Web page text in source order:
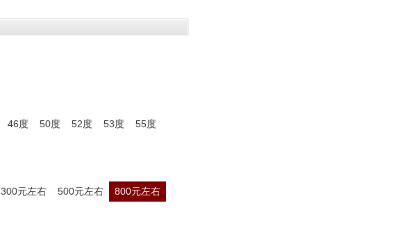
46度 50度 52度 53度
55度
300元左右 500元左右
800元左右